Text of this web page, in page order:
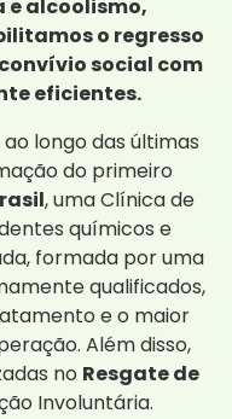
alcoolismo,
o regresso
social com
eficientes.
longo das últimas
do primeiro
, uma Clínica de
químicos e
formada por uma
qualificados,
e o maior
Além disso,
no Resgate de
Involuntária.